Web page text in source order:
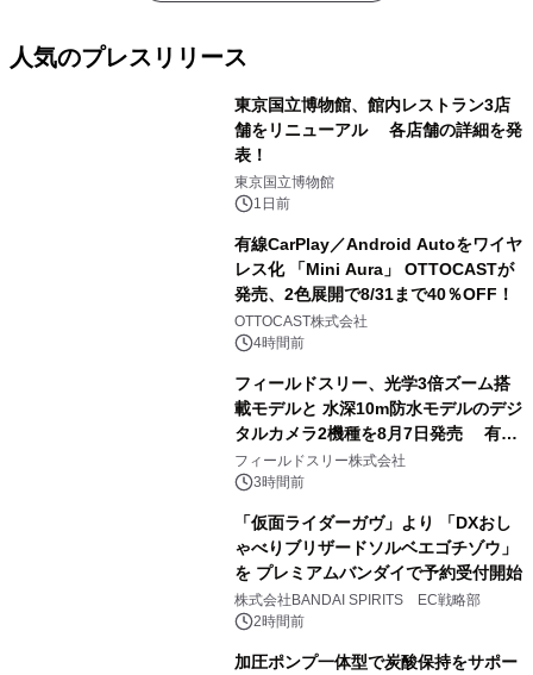
人気のプレスリリース
東京国立博物館、館内レストラン3店
舗をリニューアル 各店舗の詳細を発
表！
東京国立博物館
1日前
有線CarPlay／Android Autoをワイヤ
レス化 「Mini Aura」 OTTOCASTが
発売、2色展開で8/31まで40％OFF！
OTTOCAST株式会社
4時間前
フィールドスリー、光学3倍ズーム搭
載モデルと 水深10m防水モデルのデジ
タルカメラ2機種を8月7日発売 有効
約1300万画素、用途別に選べるコンデ
ジ新登場
フィールドスリー株式会社
3時間前
「仮面ライダーガヴ」より 「DXおし
ゃべりブリザードソルベエゴチゾウ」
を プレミアムバンダイで予約受付開始
株式会社BANDAI SPIRITS EC戦略部
2時間前
加圧ポンプ一体型で炭酸保持をサポー